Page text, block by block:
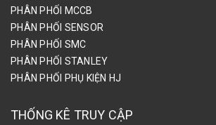
PHÂN PHỐI MCCB
PHÂN PHỐI SENSOR
PHÂN PHỐI SMC
PHÂN PHỐI STANLEY
PHÂN PHỐI PHỤ KIỆN HJ
THỐNG KÊ TRUY CẬP